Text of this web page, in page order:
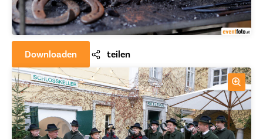
Downloaden teilen